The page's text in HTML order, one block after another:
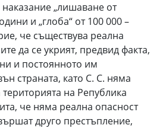
„лишаване от
и „глоба“ от 100 000 –
че съществува реална
да се укрият, предвид факта,
и постоянното им
страната, като С. С. няма
на Република
че няма реална опасност
друго престъпление,